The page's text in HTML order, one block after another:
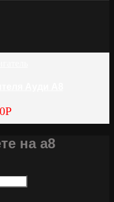
Р
на а8